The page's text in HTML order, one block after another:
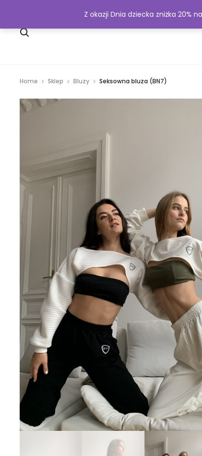
Home Sklep Bluzy Seksowna bluza (BN7)
Z okazji Dnia dziecka zniżka 20%